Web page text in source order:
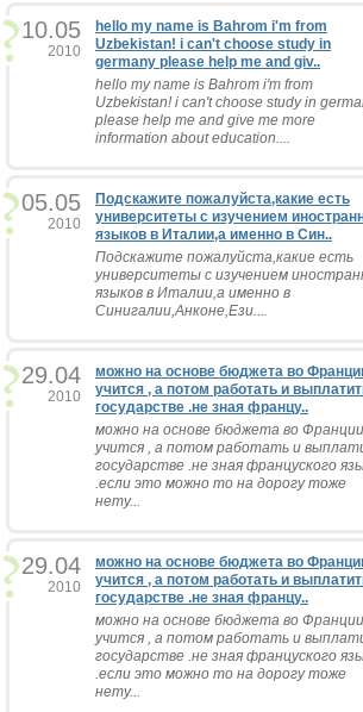
10.05
2010
hello my name is Bahrom i'm from
Uzbekistan! i can't choose study in
germany please help me and giv..
hello my name is Bahrom i'm from
Uzbekistan! i can't choose study in
please help me and give me more
information about education....
05.05
2010
Подскажите пожалуйста,какие есть
университеты с изучением
языков в Италии,а именно в Син..
Подскажите пожалуйста,какие есть
университеты с изучением
языков в Италии,а именно в
Синигалии,Анконе,Ези....
29.04
2010
можно на основе бюджета во
учится , а потом работать и
государстве .не зная францу..
можно на основе бюджета во Франции
учится , а потом работать и
государстве .не зная француского
.если это можно то на дорогу тоже
нету...
29.04
2010
можно на основе бюджета во
учится , а потом работать и
государстве .не зная францу..
можно на основе бюджета во Франции
учится , а потом работать и
государстве .не зная француского
.если это можно то на дорогу тоже
нету...